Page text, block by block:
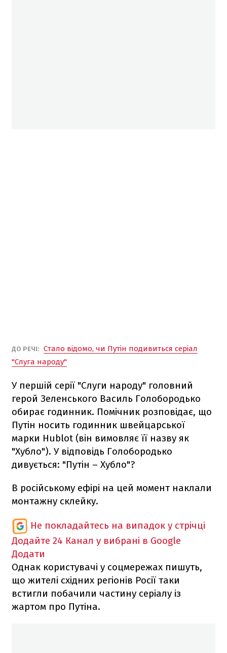
ДО РЕЧІ: Стало відомо, чи Путін подивиться серіал
"Слуга народу"
У першій серії "Слуги народу" головний
герой Зеленського Василь Голобородько
обирає годинник. Помічник розповідає, що
Путін носить годинник швейцарської
марки Hublot (він вимовляє її назву як
"Хубло"). У відповідь Голобородько
дивується: "Путін – Хубло"?
В російському ефірі на цей момент наклали
монтажну склейку.
Не покладайтесь на випадок у стрічці
Додайте 24 Канал у вибрані в Google
Додати
Однак користувачі у соцмережах пишуть,
що жителі східних регіонів Росії таки
встигли побачили частину серіалу із
жартом про Путіна.